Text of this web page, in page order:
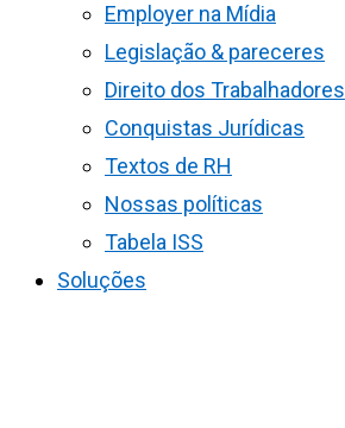
Employer na Mídia
Legislação & pareceres
Direito dos Trabalhadores
Conquistas Jurídicas
Textos de RH
Nossas políticas
Tabela ISS
Soluções